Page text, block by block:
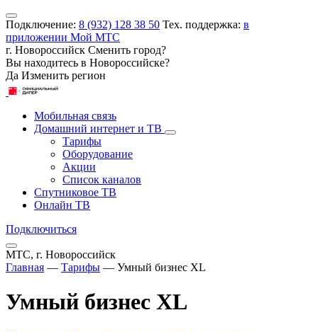
Подключение: 8 (932) 128 38 50 Тех. поддержка: в
приложении Мой МТС
г. Новороссийск Сменить город?
Вы находитесь в Новороссийске?
Да Изменить регион
Мобильная связь
Домашний интернет и ТВ
Тарифы
Оборудование
Акции
Список каналов
Спутниковое ТВ
Онлайн ТВ
Подключиться
МТС, г. Новороссийск
Главная — Тарифы — Умный бизнес XL
Умный бизнес XL